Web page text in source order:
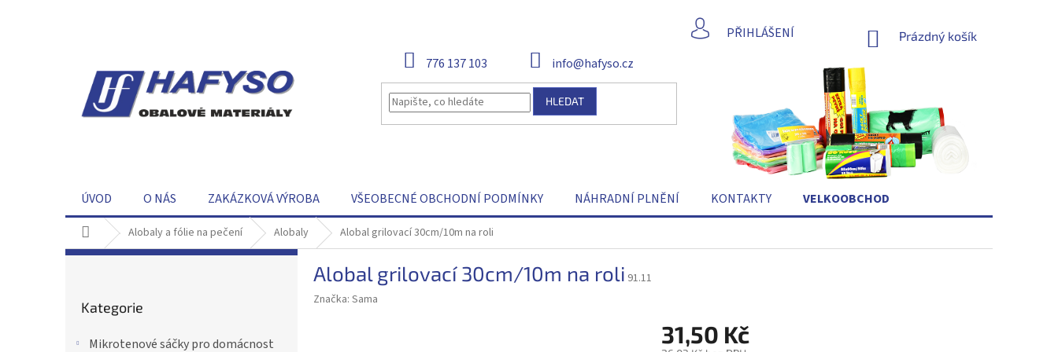
776 137 103 info@hafyso.cz
PŘIHLÁŠENÍ
HLEDAT
NÁKUPNÍ
Prázdný košík
ÚVOD O NÁS ZAKÁZKOVÁ VÝROBA VŠEOBECNÉ OBCHODNÍ PODMÍNKY NÁHRADNÍ PLNĚNÍ KONTAKTY VELKOOBCHOD
Domů Alobaly a fólie na pečení Alobaly Alobal grilovací 30cm/10m na roli
kategorie
Kategorie
Mikrotenové sáčky pro domácnost
Alobal grilovací 30cm/10m na roli 91.11
Značka: Sama
31,50 Kč